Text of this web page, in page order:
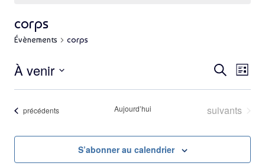
corps
Évènements corps
et
Recherche
de
Liste
À venir
Sélectionnez
Évènements
précédents Aujourd’hui Évènements
suivants
S’abonner au calendrier